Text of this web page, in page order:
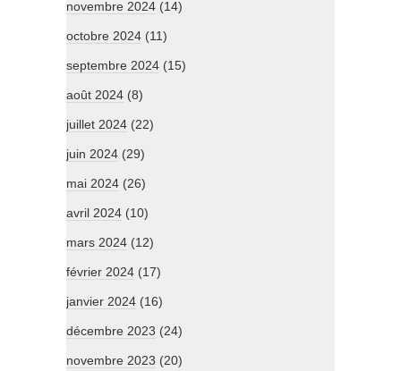
novembre 2024 (14)
octobre 2024 (11)
septembre 2024 (15)
août 2024 (8)
juillet 2024 (22)
juin 2024 (29)
mai 2024 (26)
avril 2024 (10)
mars 2024 (12)
février 2024 (17)
janvier 2024 (16)
décembre 2023 (24)
novembre 2023 (20)